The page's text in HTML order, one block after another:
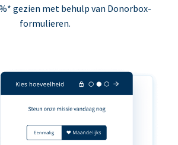
gezien met behulp van Donorbox-
formulieren.